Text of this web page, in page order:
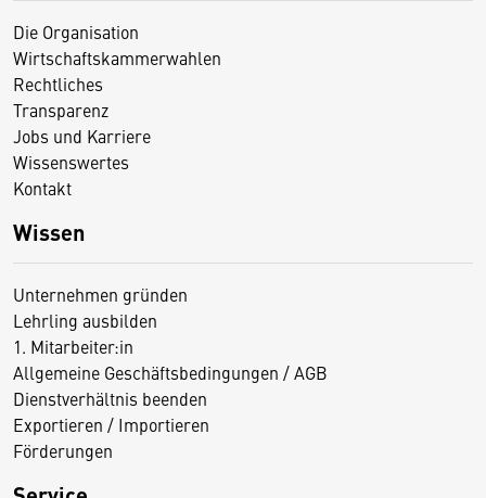
Die Organisation
Wirtschaftskammerwahlen
Rechtliches
Transparenz
Jobs und Karriere
Wissenswertes
Kontakt
Wissen
Unternehmen gründen
Lehrling ausbilden
1. Mitarbeiter:in
Allgemeine Geschäftsbedingungen / AGB
Dienstverhältnis beenden
Exportieren / Importieren
Förderungen